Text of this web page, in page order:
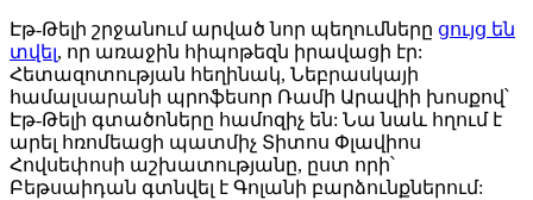
Էթ-Թելի շրջանում արված նոր պեղումները ցույց են
տվել, որ առաջին հիպոթեզն իրավացի էր:
Հետազոտության հեղինակ, Նեբրասկայի
համալսարանի պրոֆեսոր Ռամի Արավիի խոսքով՝
Էթ-Թելի գտածոները համոզիչ են: Նա նաև հղում է
արել հռոմեացի պատմիչ Տիտոս Փլավիոս
Հովսեփոսի աշխատությանը, ըստ որի՝
Բեթսաիդան գտնվել է Գոլանի բարձունքներում: